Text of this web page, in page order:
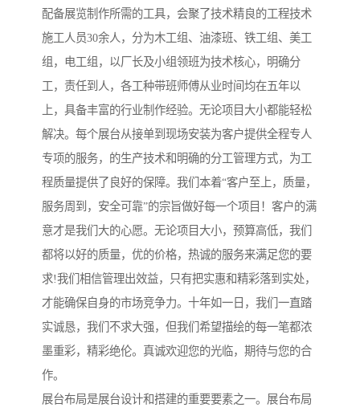
配备展览制作所需的工具，会聚了技术精良的工程技术
施工人员30余人，分为木工组、油漆班、铁工组、美工
组，电工组，以厂长及小组领班为技术核心，明确分
工，责任到人，各工种带班师傅从业时间均在五年以
上，具备丰富的行业制作经验。无论项目大小都能轻松
解决。每个展台从接单到现场安装为客户提供全程专人
专项的服务，的生产技术和明确的分工管理方式，为工
程质量提供了良好的保障。我们本着“客户至上，质量，
服务周到，安全可靠”的宗旨做好每一个项目！客户的满
意才是我们大的心愿。无论项目大小，预算高低，我们
都将以好的质量，优的价格，热诚的服务来满足您的要
求!我们相信管理出效益，只有把实惠和精彩落到实处，
才能确保自身的市场竞争力。十年如一日，我们一直踏
实诚恳，我们不求大强，但我们希望描绘的每一笔都浓
墨重彩，精彩绝伦。真诚欢迎您的光临，期待与您的合
作。
展台布局是展台设计和搭建的重要要素之一。展台布局